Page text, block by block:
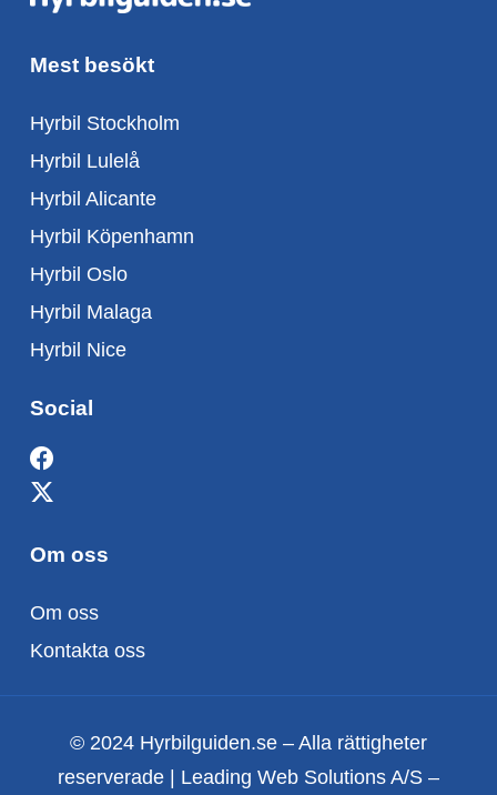
Mest besökt
Hyrbil Stockholm
Hyrbil Lulelå
Hyrbil Alicante
Hyrbil Köpenhamn
Hyrbil Oslo
Hyrbil Malaga
Hyrbil Nice
Social
Om oss
Om oss
Kontakta oss
© 2024 Hyrbilguiden.se – Alla rättigheter
reserverade | Leading Web Solutions A/S –